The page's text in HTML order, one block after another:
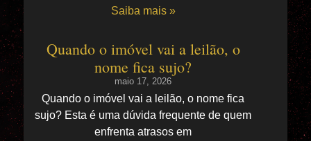
Saiba mais »
Quando o imóvel vai a leilão, o
nome fica sujo?
maio 17, 2026
Quando o imóvel vai a leilão, o nome fica
sujo? Esta é uma dúvida frequente de quem
enfrenta atrasos em